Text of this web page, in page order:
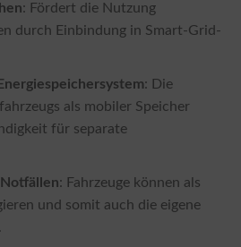
: Fördert die Nutzung
durch Einbindung in Smart-Grid-
: Die
als mobiler Speicher
für separate
: Fahrzeuge können als
und somit auch die eigene